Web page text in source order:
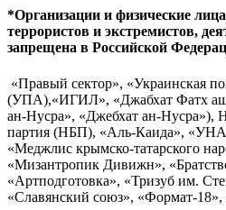
*Организации и физические
террористов и экстремистов,
запрещена в Российской
«Правый сектор», «Украинская
(УПА),«ИГИЛ», «Джабхат Фатх
ан-Нусра», «Джебхат ан-Нусра»),
партия (НБП), «Аль-Каида»,
«Меджлис крымско-татарского
«Мизантропик Дивижн»,
«Артподготовка», «Тризуб им.
«Славянский союз», «Формат-